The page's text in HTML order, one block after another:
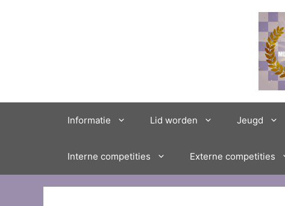
Informatie Lid worden Jeugd
Interne competities Externe competities